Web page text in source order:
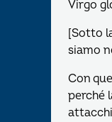
Virgo
[Sotto
siamo
Con
perché